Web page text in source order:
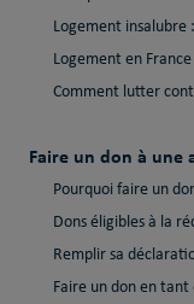
Logement insalubre
Logement en
Comment lutter
Faire un don à une
Pourquoi faire un
Dons éligibles à la
Remplir sa
Faire un don en tant